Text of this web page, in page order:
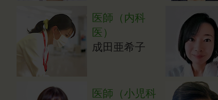
医師（内科
医）
成田亜希子
医師（小児科